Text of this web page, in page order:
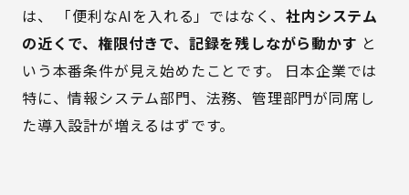
は、 「便利なAIを入れる」ではなく、社内システム
の近くで、権限付きで、記録を残しながら動かす と
いう本番条件が見え始めたことです。 日本企業では
特に、情報システム部門、法務、管理部門が同席し
た導入設計が増えるはずです。